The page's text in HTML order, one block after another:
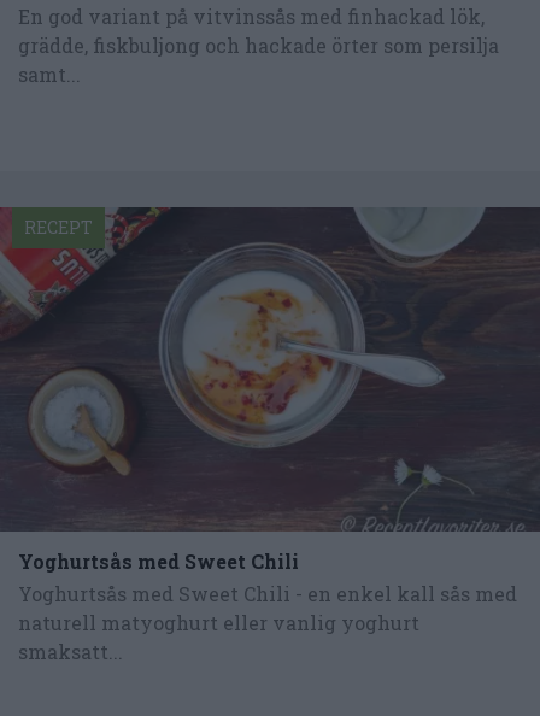
En god variant på vitvinssås med finhackad lök,
grädde, fiskbuljong och hackade örter som persilja
samt...
Yoghurtsås med Sweet Chili
Yoghurtsås med Sweet Chili - en enkel kall sås med
naturell matyoghurt eller vanlig yoghurt
smaksatt...
RECEPT